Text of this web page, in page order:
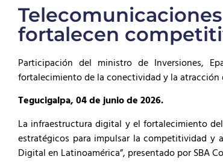
fortalecen
Participación del ministro de Inversiones,
fortalecimiento de la conectividad y la atracción
Tegucigalpa, 04 de junio de 2026.
La infraestructura digital y el fortalecimiento
estratégicos para impulsar la competitividad y
Digital en Latinoamérica”, presentado por SBA